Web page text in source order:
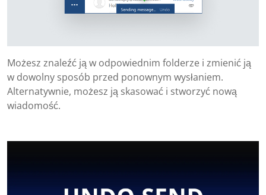
Możesz znaleźć ją w odpowiednim folderze i zmienić ją
w dowolny sposób przed ponownym wysłaniem.
Alternatywnie, możesz ją skasować i stworzyć nową
wiadomość.